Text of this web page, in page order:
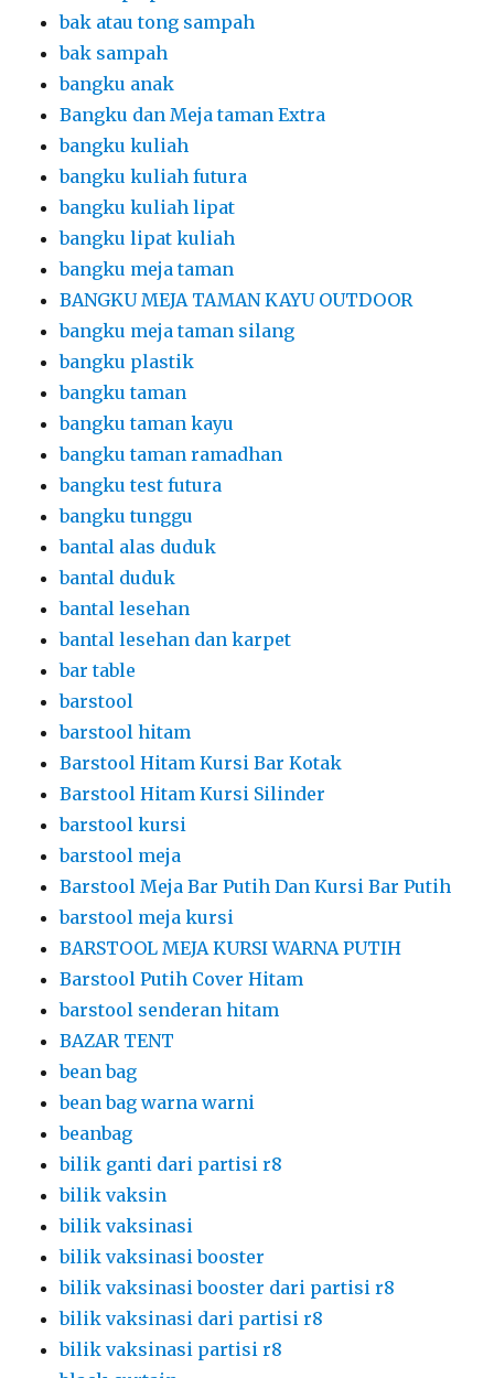
bak atau tong sampah
bak sampah
bangku anak
Bangku dan Meja taman Extra
bangku kuliah
bangku kuliah futura
bangku kuliah lipat
bangku lipat kuliah
bangku meja taman
BANGKU MEJA TAMAN KAYU OUTDOOR
bangku meja taman silang
bangku plastik
bangku taman
bangku taman kayu
bangku taman ramadhan
bangku test futura
bangku tunggu
bantal alas duduk
bantal duduk
bantal lesehan
bantal lesehan dan karpet
bar table
barstool
barstool hitam
Barstool Hitam Kursi Bar Kotak
Barstool Hitam Kursi Silinder
barstool kursi
barstool meja
Barstool Meja Bar Putih Dan Kursi Bar Putih
barstool meja kursi
BARSTOOL MEJA KURSI WARNA PUTIH
Barstool Putih Cover Hitam
barstool senderan hitam
BAZAR TENT
bean bag
bean bag warna warni
beanbag
bilik ganti dari partisi r8
bilik vaksin
bilik vaksinasi
bilik vaksinasi booster
bilik vaksinasi booster dari partisi r8
bilik vaksinasi dari partisi r8
bilik vaksinasi partisi r8